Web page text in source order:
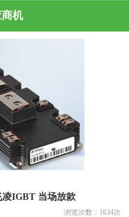
机
IGBT 当场放款
浏览次数： 1634次